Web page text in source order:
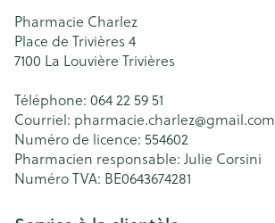
Pharmacie Charlez
Place de Trivières 4
7100 La Louvière Trivières
Téléphone: 064 22 59 51
Courriel: pharmacie.charlez@gmail.com
Numéro de licence: 554602
Pharmacien responsable: Julie Corsini
Numéro TVA: BE0643674281